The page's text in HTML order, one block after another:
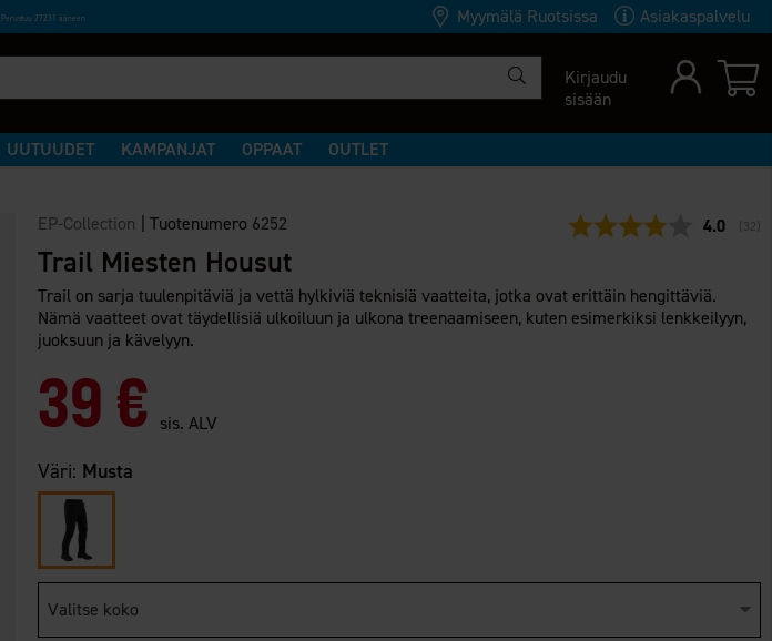
Perustuu 27231 ääneen Myymälä Ruotsissa Asiakaspalvelu
Kirjaudu
sisään
UUTUUDET KAMPANJAT OPPAAT OUTLET
EP-Collection |Tuotenumero 6252 4.0 ( 32
Trail Miesten Housut
Trail on sarja tuulenpitäviä ja vettä hylkiviä teknisiä vaatteita, jotka ovat erittäin hengittäviä.
Nämä vaatteet ovat täydellisiä ulkoiluun ja ulkona treenaamiseen, kuten esimerkiksi lenkkeilyyn,
juoksuun ja kävelyyn.
39 € sis. ALV
Väri: Musta
Valitse koko